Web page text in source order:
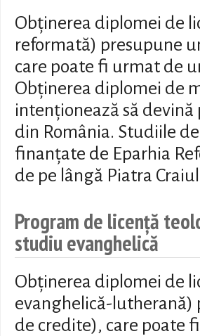
Obținerea diplomei de
reformată) presupune
care poate fi urmat de
Obținerea diplomei de
intenționează să
din România. Studiile
finanțate de Eparhia
de pe lângă Piatra
Program de licență
studiu evanghelică
Obținerea diplomei de
evanghelică-lutherană)
de credite), care poate